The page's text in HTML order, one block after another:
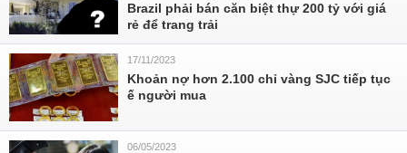
Brazil phải bán căn biệt thự 200 tỷ với giá
rẻ để trang trải
17/11/2023
Khoản nợ hơn 2.100 chỉ vàng SJC tiếp tục
ế người mua
06/05/2023